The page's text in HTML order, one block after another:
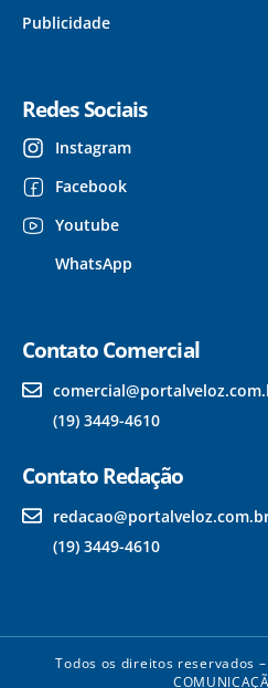
Publicidade
Redes Sociais
Instagram
Facebook
Youtube
WhatsApp
Contato Comercial
(19) 3449-4610
Contato Redação
(19) 3449-4610
Todos os direitos reservados –